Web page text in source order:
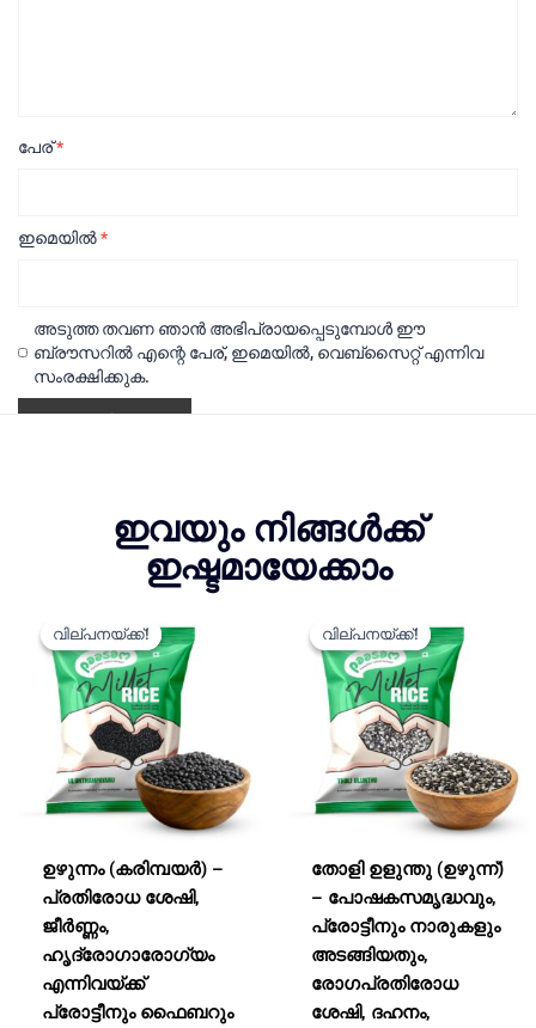
പേര്*
ഇമെയിൽ*
അടുത്ത തവണ ഞാൻ അഭിപ്രായപ്പെടുമ്പോൾ ഈ
ബ്രൗസറിൽ എന്റെ പേര്, ഇമെയിൽ, വെബ്സൈറ്റ് എന്നിവ
സംരക്ഷിക്കുക.
ഇവയും നിങ്ങൾക്ക്
ഇഷ്ടമായേക്കാം
വില്പനയ്ക്ക്!
ഉഴുന്നം (കരിമ്പയര്‍) –
പ്രതിരോധ ശേഷി,
ജീർണ്ണം,
ഹൃദ്രോഗാരോഗ്യം
എന്നിവയ്ക്ക്
പ്രോട്ടീനും ഫൈബറും
പരിധി:
₹90.00
മുതൽ
₹3,800.00
വരെ
വില്പനയ്ക്ക്!
ഉൽപ്പന്നത്തിന്
വകഭേദങ്ങളുണ്ട്.
പേജിൽ
ഓപ്ഷനുകൾ
തിരഞ്ഞെടുക്കാവുന്നതാണ്.
വില്പനയ്ക്ക്!
തോളി ഉളുന്തു (ഉഴുന്ന്)
– പോഷകസമൃദ്ധവും,
പ്രോട്ടീനും നാരുകളും
അടങ്ങിയതും,
രോഗപ്രതിരോധ
ശേഷി, ദഹനം,
പരിധി:
₹80.00
മുതൽ
₹6,750.00
വരെ
വില്പനയ്ക്ക്!
പേജിൽ